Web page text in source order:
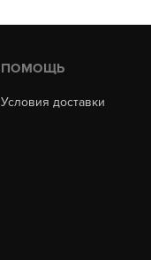
ПОМОЩЬ
Условия доставки